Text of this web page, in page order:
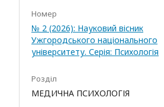
Номер
№ 2 (2026): Науковий вісник
Ужгородського національного
університету. Серія: Психологія
Розділ
МЕДИЧНА ПСИХОЛОГІЯ